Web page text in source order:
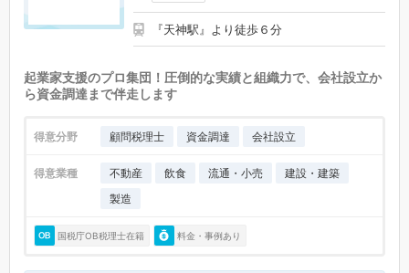
『天神駅』より徒歩６分
起業家支援のプロ集団！圧倒的な実績と組織力で、会社設立か
ら資金調達まで伴走します
得意分野 顧問税理士 資金調達 会社設立
得意業種 不動産 飲食 流通・小売
建設・建築
製造
国税庁OB税理士在籍 料金・事例あり